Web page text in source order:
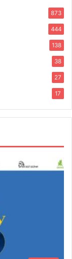
873
444
138
38
27
17